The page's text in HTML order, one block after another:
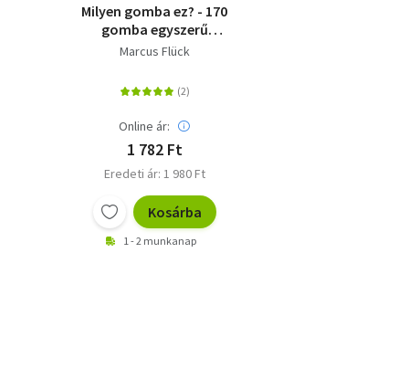
Milyen gomba ez? - 170
gomba egyszerű
meghatározása
Marcus Flück
Online ár:
1 782 Ft
Eredeti ár: 1 980 Ft
Kosárba
1 - 2 munkanap